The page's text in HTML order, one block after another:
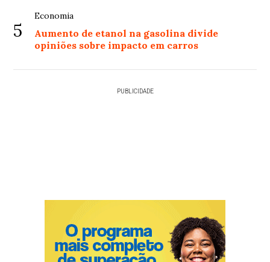
5
Economia
Aumento de etanol na gasolina divide
opiniões sobre impacto em carros
PUBLICIDADE